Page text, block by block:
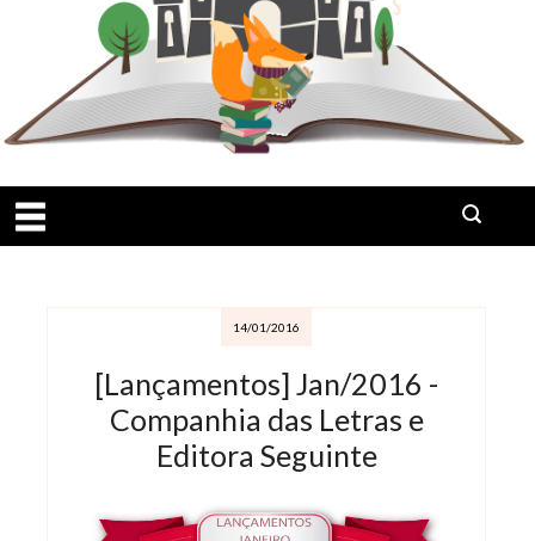
14/01/2016
[Lançamentos] Jan/2016 -
Companhia das Letras e
Editora Seguinte